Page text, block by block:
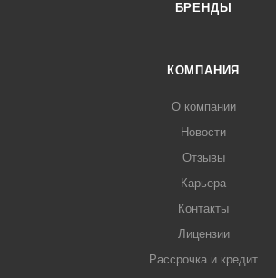
БРЕНДЫ
КОМПАНИЯ
О компании
Новости
Отзывы
Карьера
Контакты
Лицензии
Рассрочка и кредит